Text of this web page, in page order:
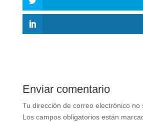
Enviar comentario
Tu dirección de correo electrónico no
Los campos obligatorios están